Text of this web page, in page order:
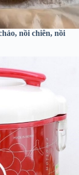
nồi chiên, nồi